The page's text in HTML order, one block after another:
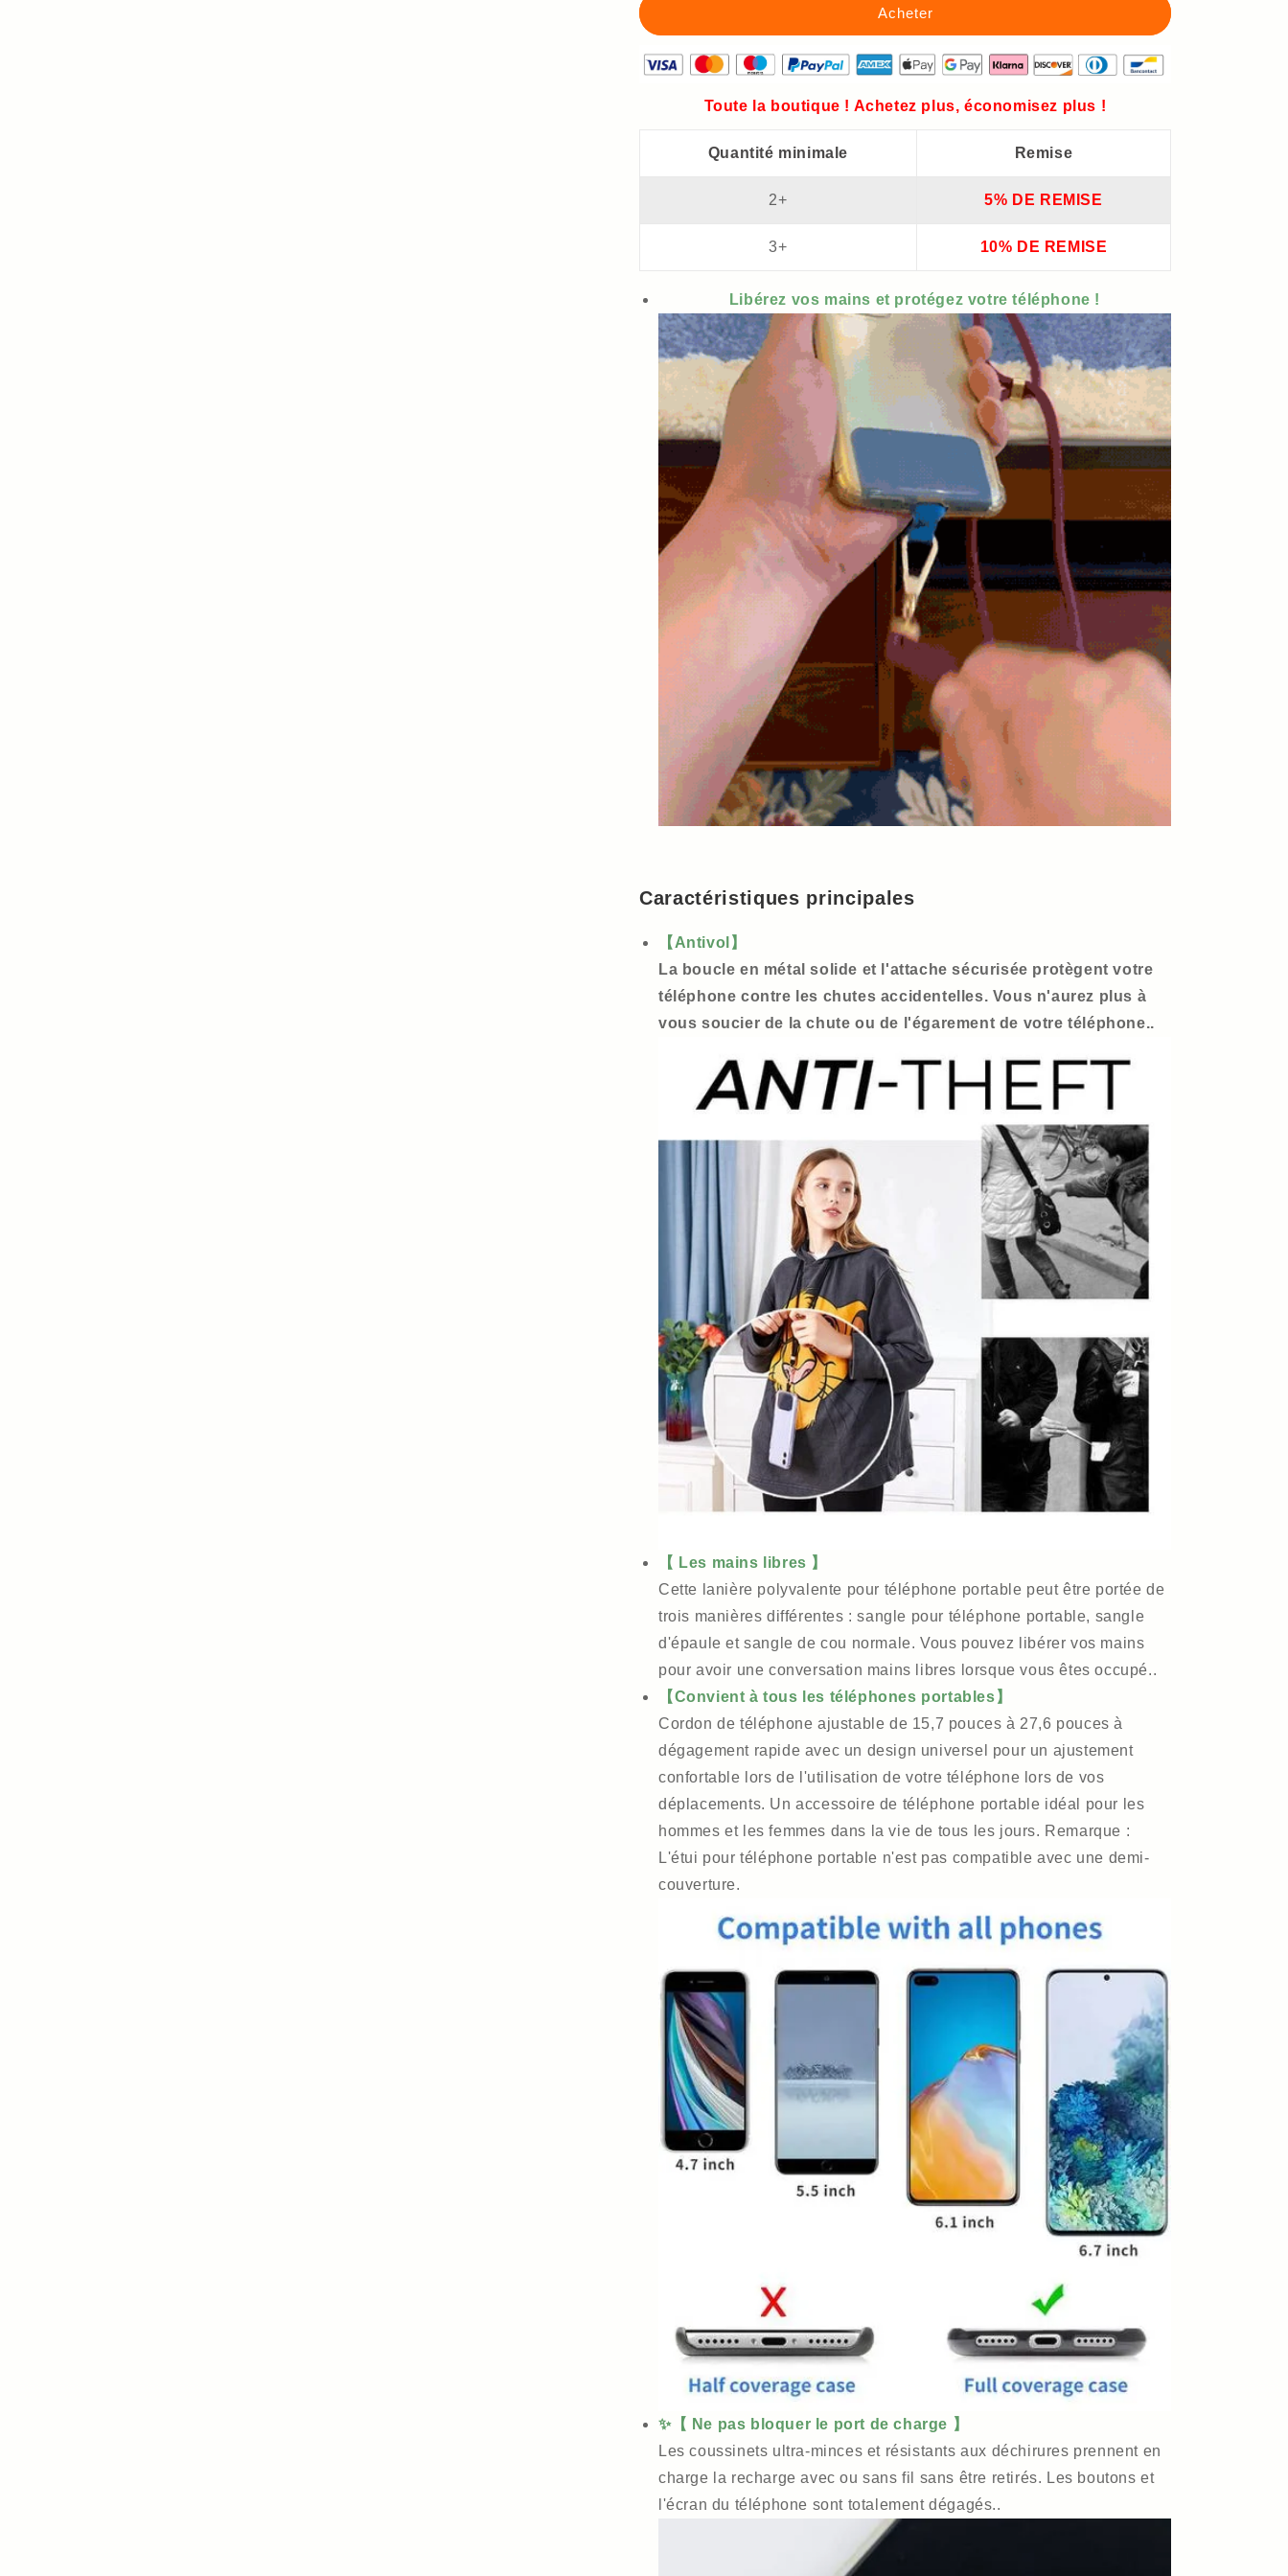
Toute la boutique ! Achetez plus, économisez plus !
Quantité minimale Remise
2+ 5% DE REMISE
3+ 10% DE REMISE
Libérez vos mains et protégez votre téléphone !
Caractéristiques principales
【Antivol】
La boucle en métal solide et l'attache sécurisée protègent votre
téléphone contre les chutes accidentelles. Vous n'aurez plus à
vous soucier de la chute ou de l'égarement de votre téléphone..
【 Les mains libres 】
Cette lanière polyvalente pour téléphone portable peut être portée de
trois manières différentes : sangle pour téléphone portable, sangle
d'épaule et sangle de cou normale. Vous pouvez libérer vos mains
pour avoir une conversation mains libres lorsque vous êtes occupé..
【Convient à tous les téléphones portables】
Cordon de téléphone ajustable de 15,7 pouces à 27,6 pouces à
dégagement rapide avec un design universel pour un ajustement
confortable lors de l'utilisation de votre téléphone lors de vos
déplacements. Un accessoire de téléphone portable idéal pour les
hommes et les femmes dans la vie de tous les jours. Remarque :
L'étui pour téléphone portable n'est pas compatible avec une demi-
couverture.
✨【 Ne pas bloquer le port de charge 】
Les coussinets ultra-minces et résistants aux déchirures prennent en
charge la recharge avec ou sans fil sans être retirés. Les boutons et
l'écran du téléphone sont totalement dégagés..